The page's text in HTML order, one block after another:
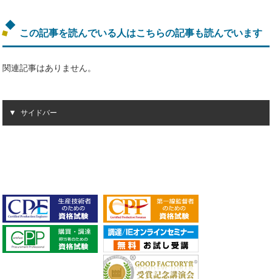
この記事を読んでいる人はこちらの記事も読んでいます
関連記事はありません。
サイドバー